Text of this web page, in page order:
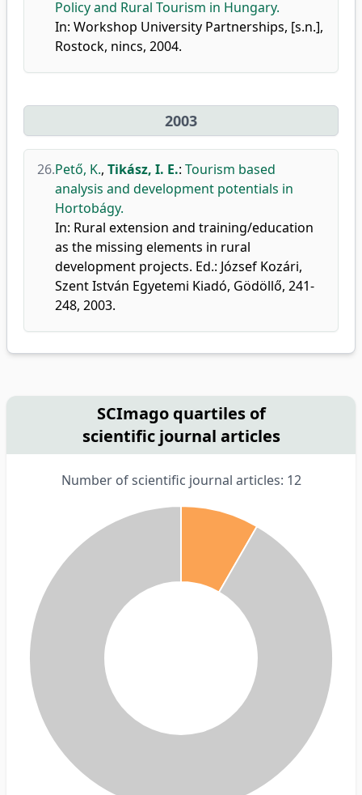
Policy and Rural Tourism in Hungary.
In: Workshop University Partnerships, [s.n.],
Rostock, nincs, 2004.
2003
26.Pető, K., Tikász, I. E.: Tourism based
analysis and development potentials in
Hortobágy.
In: Rural extension and training/education
as the missing elements in rural
development projects. Ed.: József Kozári,
Szent István Egyetemi Kiadó, Gödöllő, 241-
248, 2003.
SCImago quartiles of
scientific journal articles
Number of scientific journal articles: 12